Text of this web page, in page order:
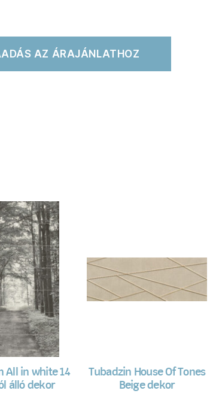
AZ ÁRAJÁNLATHOZ
All in white 14
álló dekor
Tubadzin House Of Tones
Beige dekor